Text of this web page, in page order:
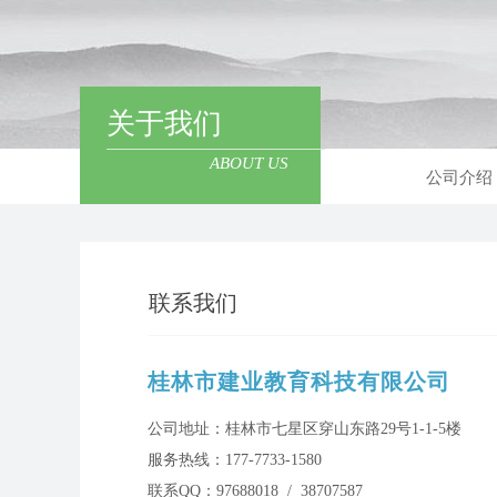
关于我们
ABOUT US
公司介绍
桂林市建业教育科技有限公司
联系我们
公司地址：桂林市七星区穿山东路29号1-1-5楼
服务热线：177-7733-1580​
联系QQ：97688018 / 38707587